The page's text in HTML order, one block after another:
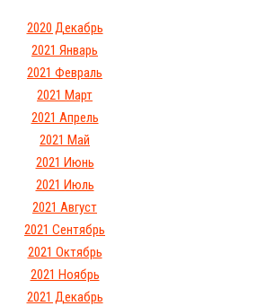
2020 Декабрь
2021 Январь
2021 Февраль
2021 Март
2021 Апрель
2021 Май
2021 Июнь
2021 Июль
2021 Август
2021 Сентябрь
2021 Октябрь
2021 Ноябрь
2021 Декабрь